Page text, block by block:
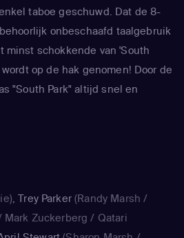
taboe geschuwd. Dat de 8-
onbeschaafd taalgebruik
minst schokkende van 'South
op de hak genomen! Door de
"South Park" altijd snel en
verhaallijnen over gigantische
als zij in "South Park" worden
Jackson, Paris Hilton, Al
,Trey Parker(Randy Marsh /
Mark Zuckerberg / Qatari